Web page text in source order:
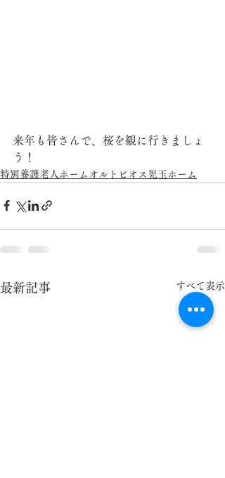
来年も皆さんで、桜を観に行きましょ
う！
特別養護老人ホームオルトビオス児玉ホーム
最新記事 すべて表示